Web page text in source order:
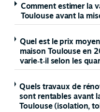
Comment estimer la
Toulouse avant la
Quel est le prix
maison Toulouse en
varie‑t‑il selon les
Quels travaux de
sont rentables avant
Toulouse (isolation,